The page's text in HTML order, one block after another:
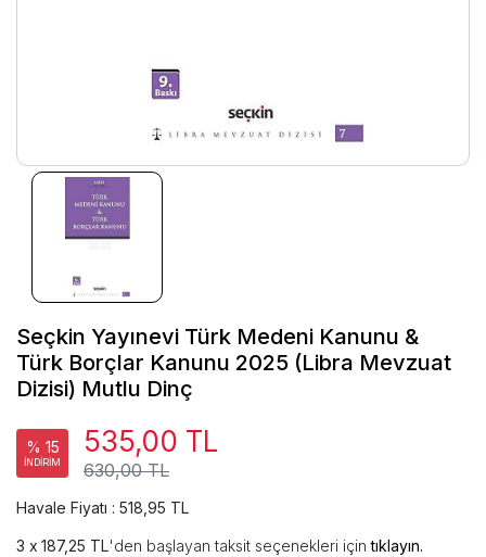
Seçkin Yayınevi Türk Medeni Kanunu &
Türk Borçlar Kanunu 2025 (Libra Mevzuat
Dizisi) Mutlu Dinç
% 15
İNDİRİM 630,00 TL
535,00 TL
Havale Fiyatı : 518,95 TL
187,25 TL'den başlayan taksit seçenekleri içintıklayın.